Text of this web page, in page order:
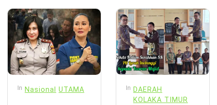
In Nasional UTAMA In DAERAH
KOLAKA TIMUR